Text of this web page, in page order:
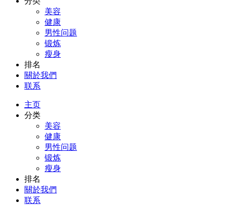
美容
健康
男性问题
锻炼
瘦身
排名
關於我們
联系
主页
分类
美容
健康
男性问题
锻炼
瘦身
排名
關於我們
联系